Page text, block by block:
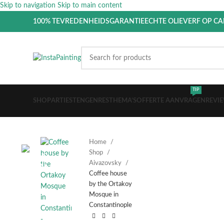
Skip to navigation Skip to main content
100% TEVREDENHEIDSGARANTIEECHTE OLIEVERF OP
SHOPARTIESTEN GENRES THEMA’SOFFERTE AANVRAGEN
TIP
Home
Shop
Aivazovsky
Coffee house
by the Ortakoy
Mosque in
Constantinople